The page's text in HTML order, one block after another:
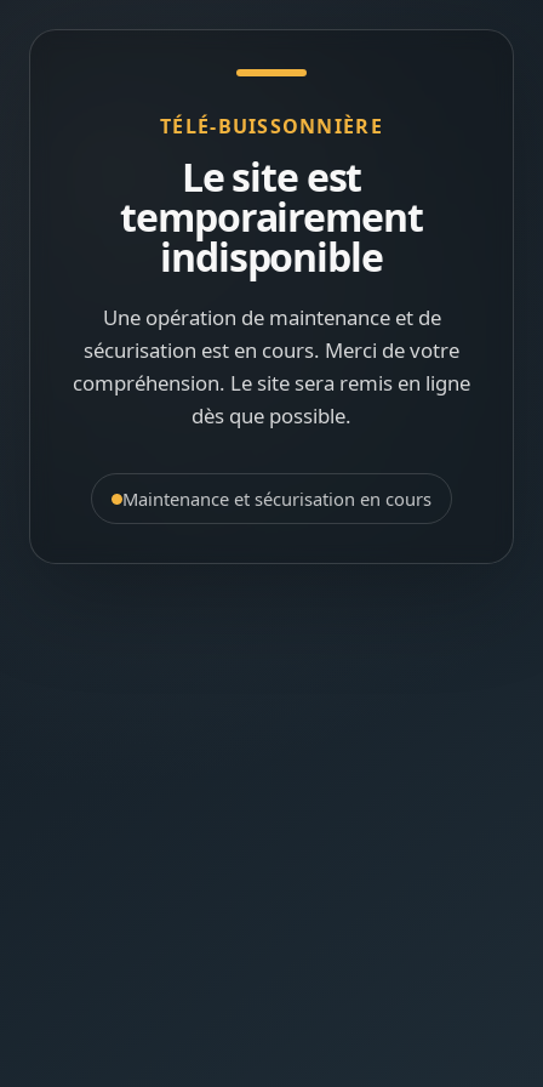
TÉLÉ-BUISSONNIÈRE
Le site est
temporairement
indisponible
Une opération de maintenance et de
sécurisation est en cours. Merci de votre
compréhension. Le site sera remis en ligne
dès que possible.
Maintenance et sécurisation en cours